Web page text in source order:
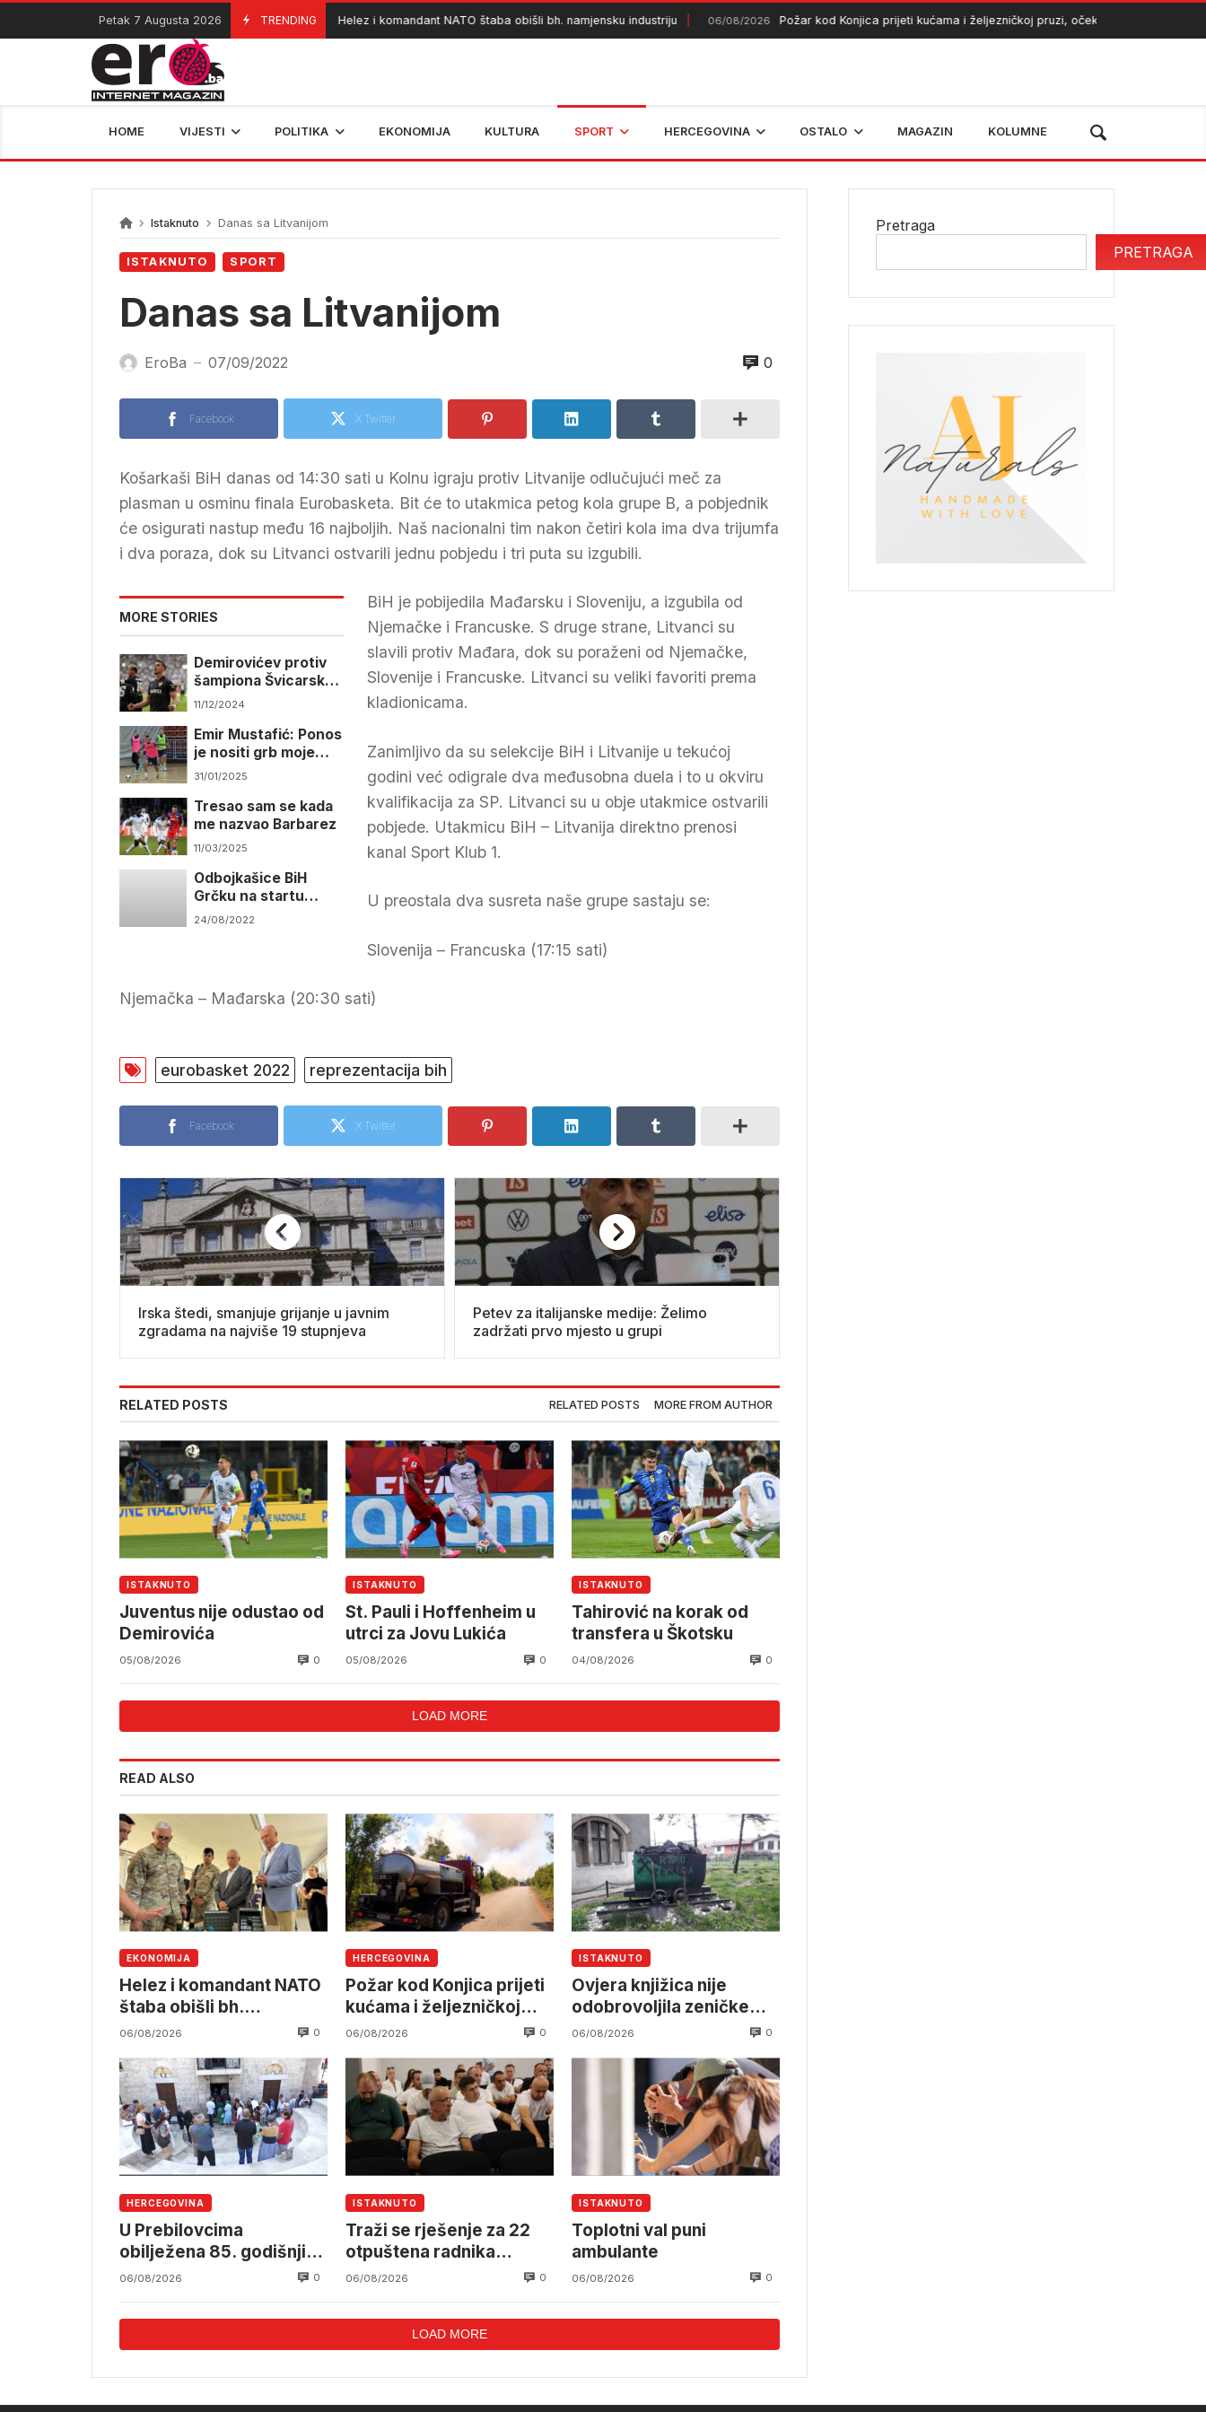
Skip
content
Petak 7 Augusta 2026 TRENDING
06/08/2026 Helez i komandant NATO štaba obišli bh. namjensku industriju 06/08/2026 Požar kod Konjica prijeti kućama i željezničkoj pruzi, očekuje se angažman
HOME VIJESTI POLITIKA EKONOMIJA KULTURA SPORT HERCEGOVINA OSTALO MAGAZIN KOLUMNE
Istaknuto Danas sa Litvanijom
ISTAKNUTO SPORT
Danas sa Litvanijom
EroBa — 07/09/2022 0
Facebook X Twitter
Košarkaši BiH danas od 14:30 sati u Kolnu igraju protiv Litvanije odlučujući meč za
plasman u osminu finala Eurobasketa. Bit će to utakmica petog kola grupe B, a pobjednik
će osigurati nastup među 16 najboljih. Naš nacionalni tim nakon četiri kola ima dva trijumfa
i dva poraza, dok su Litvanci ostvarili jednu pobjedu i tri puta su izgubili.
MORE STORIES
Demirovićev protiv
šampiona Švicarske,
Krunić sa Crvenom
Milanu
11/12/2024
Emir Mustafić: Ponos
je nositi grb moje
zemlje
31/01/2025
Tresao sam se kada
me nazvao Barbarez
11/03/2025
Odbojkašice BiH
Grčku na startu
kvalifikacija za EP
24/08/2022
BiH je pobijedila Mađarsku i Sloveniju, a izgubila od
Njemačke i Francuske. S druge strane, Litvanci su
slavili protiv Mađara, dok su poraženi od Njemačke,
Slovenije i Francuske. Litvanci su veliki favoriti prema
kladionicama.
Zanimljivo da su selekcije BiH i Litvanije u tekućoj
godini već odigrale dva međusobna duela i to u okviru
kvalifikacija za SP. Litvanci su u obje utakmice ostvarili
pobjede. Utakmicu BiH – Litvanija direktno prenosi
kanal Sport Klub 1.
U preostala dva susreta naše grupe sastaju se:
Slovenija – Francuska (17:15 sati)
Njemačka – Mađarska (20:30 sati)
eurobasket 2022 reprezentacija bih
Facebook X Twitter
Irska štedi, smanjuje grijanje u javnim
zgradama na najviše 19 stupnjeva
Petev za italijanske medije: Želimo
zadržati prvo mjesto u grupi
RELATED POSTS RELATED POSTS MORE FROM AUTHOR
ISTAKNUTO
Juventus nije odustao od
Demirovića
05/08/2026 0
ISTAKNUTO
St. Pauli i Hoffenheim u
utrci za Jovu Lukića
05/08/2026 0
ISTAKNUTO
Tahirović na korak od
transfera u Škotsku
04/08/2026 0
LOAD MORE
READ ALSO
EKONOMIJA
Helez i komandant NATO
štaba obišli bh.
namjensku industriju
06/08/2026 0
HERCEGOVINA
Požar kod Konjica prijeti
kućama i željezničkoj
pruzi, očekuje se
OSBiH
06/08/2026 0
ISTAKNUTO
Ovjera knjižica nije
odobrovoljila zeničke
rudare u jami Raspotočje
06/08/2026 0
HERCEGOVINA
U Prebilovcima
obilježena 85. godišnjica
stradanja 4.000
nacionalnosti
06/08/2026 0
ISTAKNUTO
Traži se rješenje za 22
otpuštena radnika
Komunalnog Mostar
06/08/2026 0
ISTAKNUTO
Toplotni val puni
ambulante
06/08/2026 0
LOAD MORE
Pretraga
PRETRAGA